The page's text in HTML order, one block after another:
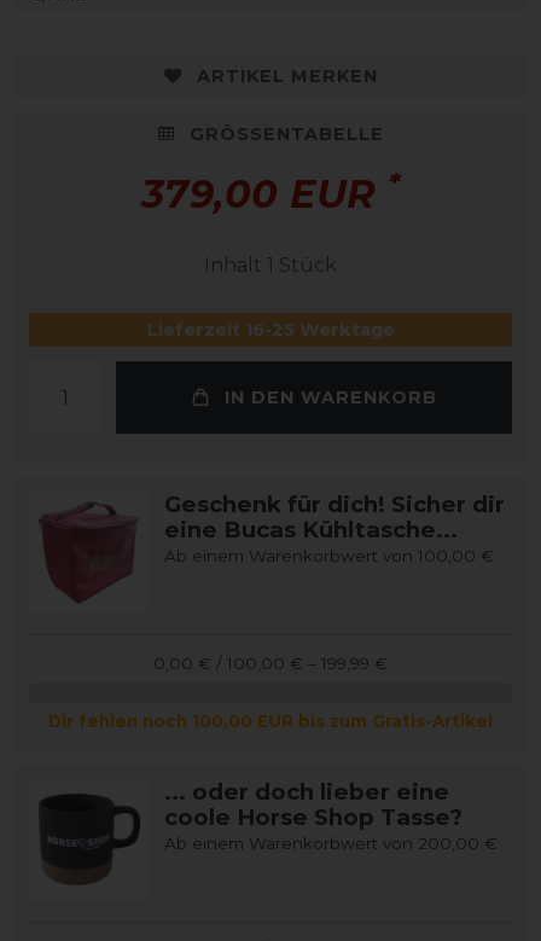
ARTIKEL MERKEN
GRÖSSENTABELLE
379,00 EUR *
Inhalt 1 Stück
Lieferzeit 16-25 Werktage
IN DEN WARENKORB
Geschenk für dich! Sicher dir
eine Bucas Kühltasche...
Ab einem Warenkorbwert von 100,00 €
0,00 € / 100,00 € – 199,99 €
Dir fehlen noch 100,00 EUR bis zum Gratis-Artikel
... oder doch lieber eine
coole Horse Shop Tasse?
Ab einem Warenkorbwert von 200,00 €